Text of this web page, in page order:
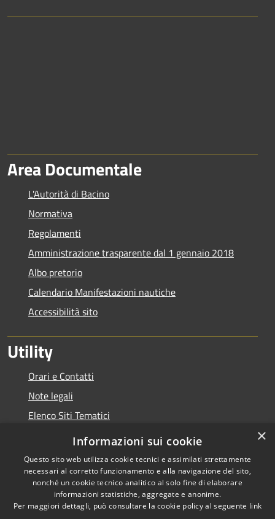
Area Documentale
L'Autorità di Bacino
Normativa
Regolamenti
Amministrazione trasparente dal 1 gennaio 2018
Albo pretorio
Calendario Manifestazioni nautiche
Accessibilità sito
Utility
Orari e Contatti
Note legali
Elenco Siti Tematici
Accessibilità
Copyright © 2026 • Autorità di
Bacino del Lario e dei Laghi
×
Informazioni sui cookie
Questo sito web utilizza cookie tecnici e assimilati strettamente
necessari al corretto funzionamento e alla navigazione del sito,
nonché un cookie tecnico analitico al solo fine di elaborare
informazioni statistiche, aggregate e anonime.
Per maggiori dettagli, può consultare la cookie policy al seguente link